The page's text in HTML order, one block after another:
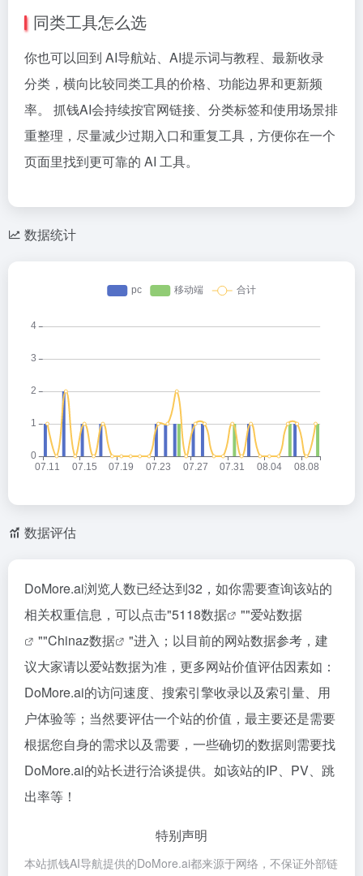
同类工具怎么选
你也可以回到 AI导航站、AI提示词与教程、最新收录
分类，横向比较同类工具的价格、功能边界和更新频
率。 抓钱AI会持续按官网链接、分类标签和使用场景排
重整理，尽量减少过期入口和重复工具，方便你在一个
页面里找到更可靠的 AI 工具。
数据统计
数据评估
DoMore.ai浏览人数已经达到32，如你需要查询该站的
相关权重信息，可以点击"5118数据 ""爱站数据
""Chinaz数据
"进入；以目前的网站数据参考，建
议大家请以爱站数据为准，更多网站价值评估因素如：
DoMore.ai的访问速度、搜索引擎收录以及索引量、用
户体验等；当然要评估一个站的价值，最主要还是需要
根据您自身的需求以及需要，一些确切的数据则需要找
DoMore.ai的站长进行洽谈提供。如该站的IP、PV、跳
出率等！
特别声明
本站抓钱AI导航提供的DoMore.ai都来源于网络，不保证外部链